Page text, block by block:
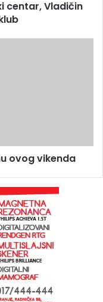
centar, Vladičin
ovog vikenda